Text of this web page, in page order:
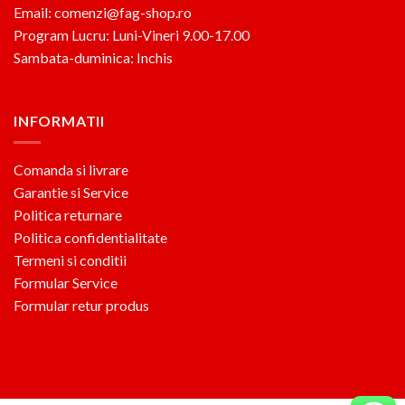
Email: comenzi@fag-shop.ro
Program Lucru: Luni-Vineri 9.00-17.00
Sambata-duminica: Inchis
INFORMATII
Comanda si livrare
Garantie si Service
Politica returnare
Politica confidentialitate
Termeni si conditii
Formular Service
Formular retur produs